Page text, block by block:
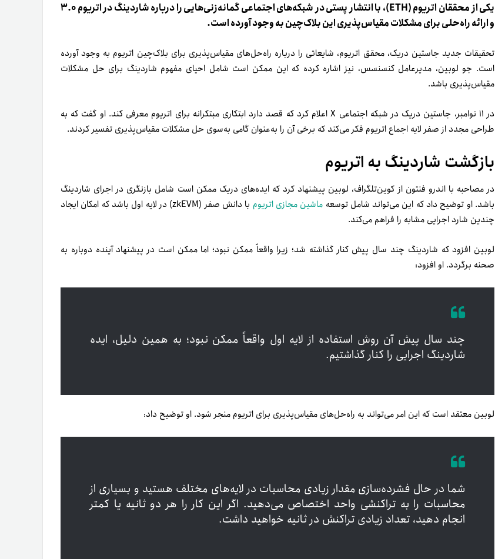
یکی از محققان اتریوم (ETH)، با انتشار پستی در شبکه‌های اجتماعی گمانه‌زنی‌هایی را درباره شاردینگ در اتریوم ۳.۰
و ارائه راه‌حلی برای مشکلات مقیاس‌پذیری این بلاک‌چین به وجود آورده است.
تحقیقات جدید جاستین دریک، محقق اتریوم، شایعاتی را درباره راه‌حل‌های مقیاس‌پذیری برای بلاک‌چین اتریوم به وجود آورده
است. جو لوبین، مدیرعامل کنسنسس، نیز اشاره کرده که این ممکن است شامل احیای مفهوم شاردینگ برای حل مشکلات
مقیاس‌پذیری باشد.
در ۱۱ نوامبر، جاستین دریک در شبکه اجتماعی X اعلام کرد که قصد دارد ابتکاری مبتکرانه برای اتریوم معرفی کند. او گفت که به
طراحی مجدد از صفر لایه اجماع اتریوم فکر می‌کند که برخی آن را به‌عنوان گامی به‌سوی حل مشکلات مقیاس‌پذیری تفسیر کردند.
بازگشت شاردینگ به اتریوم
در مصاحبه با اندرو فنتون از کوین‌تلگراف، لوبین پیشنهاد کرد که ایده‌های دریک ممکن است شامل بازنگری در اجرای شاردینگ
باشد. او توضیح داد که این می‌تواند شامل توسعه ماشین مجازی اتریوم
با دانش صفر (zkEVM) در لایه اول باشد که امکان ایجاد
چندین شارد اجرایی مشابه را فراهم می‌کند.
لوبین افزود که شاردینگ چند سال پیش کنار گذاشته شد؛ زیرا واقعاً ممکن نبود؛ اما ممکن است در پیشنهاد آینده دوباره به
صحنه برگردد. او افزود:
چند سال پیش آن روش استفاده از لایه اول واقعاً ممکن نبود؛ به همین دلیل، ایده
شاردینگ اجرایی را کنار گذاشتیم.
لوبین معتقد است که این امر می‌تواند به راه‌حل‌های مقیاس‌پذیری برای اتریوم منجر شود. او توضیح داد:
شما در حال فشرده‌سازی مقدار زیادی محاسبات در لایه‌های مختلف هستید و بسیاری از
محاسبات را به تراکنشی واحد اختصاص می‌دهید. اگر این کار را هر دو ثانیه یا کمتر
انجام دهید، تعداد زیادی تراکنش در ثانیه خواهید داشت.